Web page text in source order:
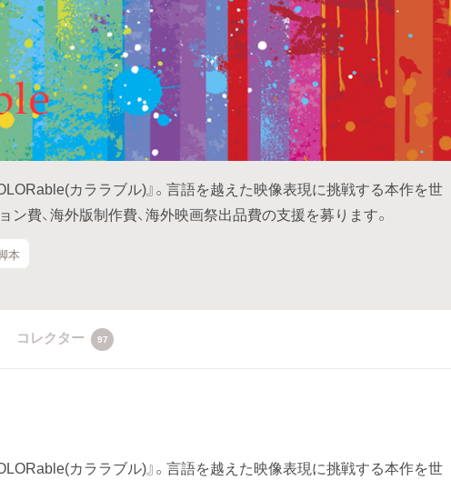
カララブル)』。言語を越えた映像表現に挑戦する本作を世
費、海外版制作費、海外映画祭出品費の支援を募ります。
本
コレクター 97
カララブル)』。言語を越えた映像表現に挑戦する本作を世